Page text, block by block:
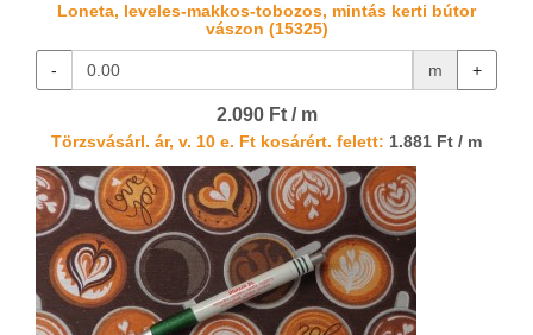
Loneta, leveles-makkos-tobozos, mintás kerti bútor
vászon (15325)
- m +
2.090 Ft / m
Törzsvásárl. ár, v. 10 e. Ft kosárért. felett: 1.881 Ft / m